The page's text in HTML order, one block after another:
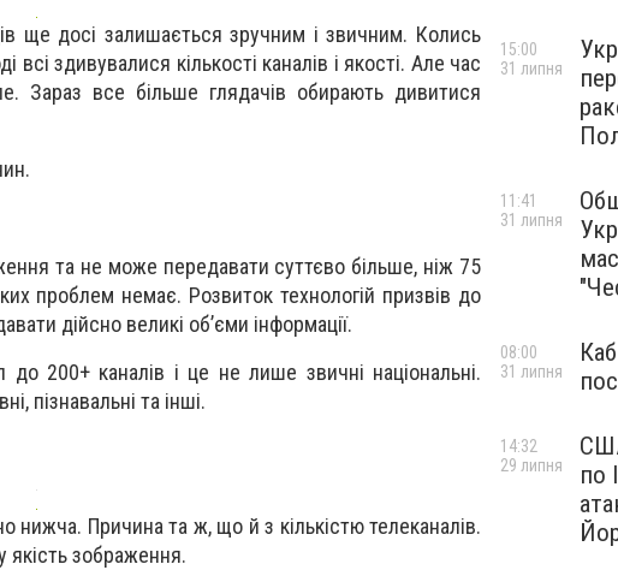
ще досі залишається зручним і звичним. Колись
здивувалися кількості каналів і якості. Але час
Зараз все більше глядачів обирають дивитися
та не може передавати суттєво більше, ніж 75
проблем немає. Розвиток технологій призвів до
дійсно великі об’єми інформації.
200+ каналів і це не лише звичні національні.
пізнавальні та інші.
нижча. Причина та ж, що й з кількістю телеканалів.
якість зображення.
15:00
31 липня
11:41
31 липня
08:00
31 липня
по
14:32
29 липня